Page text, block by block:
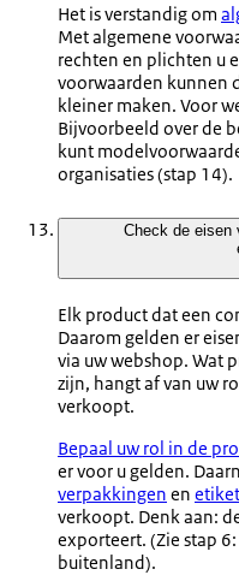
Het is verstandig om
Met algemene
rechten en plichten u
voorwaarden kunnen
kleiner maken. Voor
Bijvoorbeeld over de
kunt
organisaties (stap 14).
Check de eisen
Elk product dat een
Daarom gelden er
via uw webshop. Wat
zijn, hangt af van uw
verkoopt.
Bepaal uw rol in de
er voor u gelden.
verpakkingen en
verkoopt. Denk aan:
exporteert. (Zie stap
buitenland).